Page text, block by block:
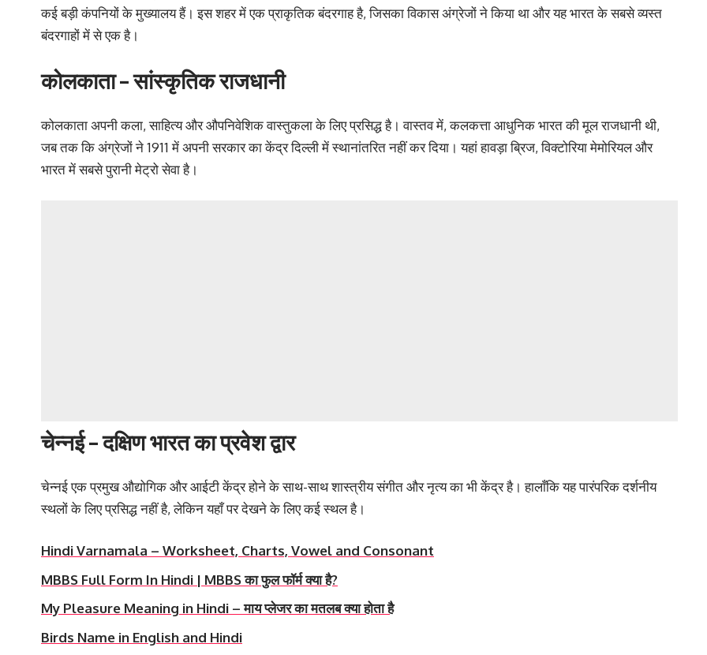
कई बड़ी कंपनियों के मुख्यालय हैं। इस शहर में एक प्राकृतिक बंदरगाह है, जिसका विकास अंग्रेजों ने किया था और यह भारत के सबसे व्यस्त
बंदरगाहों में से एक है।
कोलकाता – सांस्कृतिक राजधानी
कोलकाता अपनी कला, साहित्य और औपनिवेशिक वास्तुकला के लिए प्रसिद्ध है। वास्तव में, कलकत्ता आधुनिक भारत की मूल राजधानी थी,
जब तक कि अंग्रेजों ने 1911 में अपनी सरकार का केंद्र दिल्ली में स्थानांतरित नहीं कर दिया। यहां हावड़ा ब्रिज, विक्टोरिया मेमोरियल और
भारत में सबसे पुरानी मेट्रो सेवा है।
चेन्नई – दक्षिण भारत का प्रवेश द्वार
चेन्नई एक प्रमुख औद्योगिक और आईटी केंद्र होने के साथ-साथ शास्त्रीय संगीत और नृत्य का भी केंद्र है। हालाँकि यह पारंपरिक दर्शनीय
स्थलों के लिए प्रसिद्ध नहीं है, लेकिन यहाँ पर देखने के लिए कई स्थल है।
Hindi Varnamala – Worksheet, Charts, Vowel and Consonant
MBBS Full Form In Hindi | MBBS का फुल फॉर्म क्या है?
My Pleasure Meaning in Hindi – माय प्लेजर का मतलब क्या होता है
Birds Name in English and Hindi